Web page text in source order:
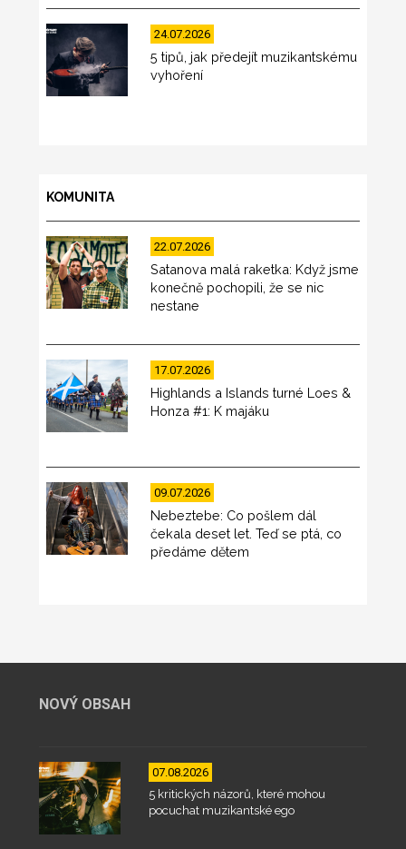
24.07.2026
5 tipů, jak předejít muzikantskému
vyhoření
KOMUNITA
22.07.2026
Satanova malá raketka: Když jsme
konečně pochopili, že se nic
nestane
17.07.2026
Highlands a Islands turné Loes &
Honza #1: K majáku
09.07.2026
Nebeztebe: Co pošlem dál
čekala deset let. Teď se ptá, co
předáme dětem
NOVÝ OBSAH
07.08.2026
5 kritických názorů, které mohou
pocuchat muzikantské ego